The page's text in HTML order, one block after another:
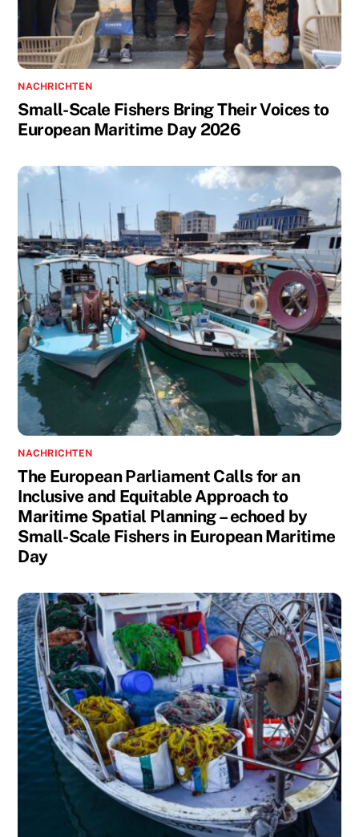
NACHRICHTEN
Small-Scale Fishers Bring Their Voices to
European Maritime Day 2026
NACHRICHTEN
The European Parliament Calls for an
Inclusive and Equitable Approach to
Maritime Spatial Planning – echoed by
Small-Scale Fishers in European Maritime
Day